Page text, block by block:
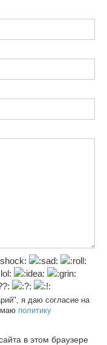
я даю согласие на
политику
в этом браузере